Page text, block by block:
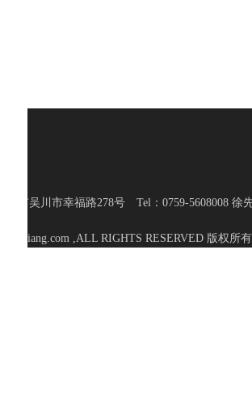
江市吴川市幸福路278号 Tel：0759-5608008 徐
,ALL RIGHTS RESERVED 版权